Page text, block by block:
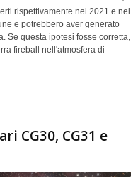
rispettivamente nel 2021 e nel
e potrebbero aver generato
Se questa ipotesi fosse corretta,
fireball nell'atmosfera di
CG30, CG31 e